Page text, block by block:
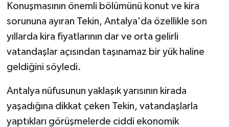
Konuşmasının önemli bölümünü konut ve kira
sorununa ayıran Tekin, Antalya'da özellikle son
yıllarda kira fiyatlarının dar ve orta gelirli
vatandaşlar açısından taşınamaz bir yük haline
geldiğini söyledi.
Antalya nüfusunun yaklaşık yarısının kirada
yaşadığına dikkat çeken Tekin, vatandaşlarla
yaptıkları görüşmelerde ciddi ekonomik